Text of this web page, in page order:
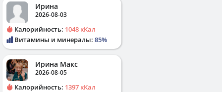
Ирина
2026-08-03
Калорийность: 1048 кКал
Витамины и минералы: 85%
Ирина Макс
2026-08-05
Калорийность: 1397 кКал